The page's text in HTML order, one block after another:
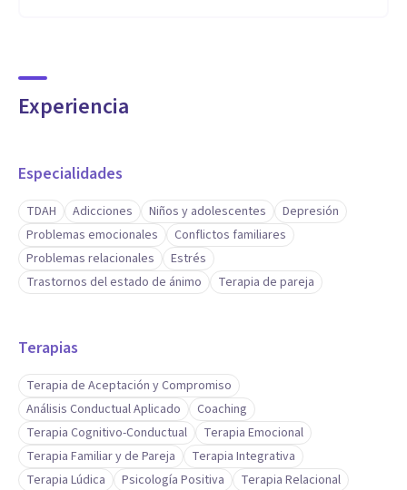
Experiencia
Especialidades
TDAH Adicciones Niños y adolescentes
Depresión
Problemas emocionales
Conflictos familiares
Problemas relacionales
Estrés
Trastornos del estado de ánimo
Terapia de pareja
Terapias
Terapia de Aceptación y Compromiso
Análisis Conductual Aplicado
Coaching
Terapia Cognitivo-Conductual
Terapia Emocional
Terapia Familiar y de Pareja
Terapia Integrativa
Terapia Lúdica
Psicología Positiva Terapia Relacional